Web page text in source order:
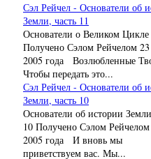
Сэл Рейчел - Основатели об
Земли, часть 11
Основатели о Великом Цикле
Получено Сэлом Рейчелом
2005 года Возлюбленные
Чтобы передать это...
Сэл Рейчел - Основатели об
Земли, часть 10
Основатели об истории
10 Получено Сэлом
2005 года И вновь мы
приветствуем вас. Мы...